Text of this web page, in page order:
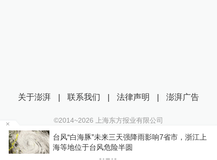
上
韩国足协回应性贿赂裁判丑闻：目前绝不会存在
此类不当行为
关于澎湃 | 联系我们 | 法律声明 | 澎湃广告
©2014~2026 上海东方报业有限公司
沪ICP证：沪B2-20170116 | 沪ICP备14003370号
互联网新闻信息服务许可证：31120170006
沪公网安备 31010602000299号